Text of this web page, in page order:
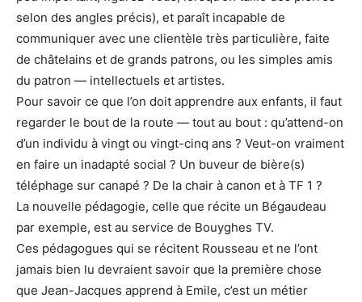
selon des angles précis), et paraît incapable de
communiquer avec une clientèle très particulière, faite
de châtelains et de grands patrons, ou les simples amis
du patron — intellectuels et artistes.
Pour savoir ce que l’on doit apprendre aux enfants, il faut
regarder le bout de la route — tout au bout : qu’attend-on
d’un individu à vingt ou vingt-cinq ans ? Veut-on vraiment
en faire un inadapté social ? Un buveur de bière(s)
téléphage sur canapé ? De la chair à canon et à TF 1 ?
La nouvelle pédagogie, celle que récite un Bégaudeau
par exemple, est au service de Bouyghes TV.
Ces pédagogues qui se récitent Rousseau et ne l’ont
jamais bien lu devraient savoir que la première chose
que Jean-Jacques apprend à Emile, c’est un métier